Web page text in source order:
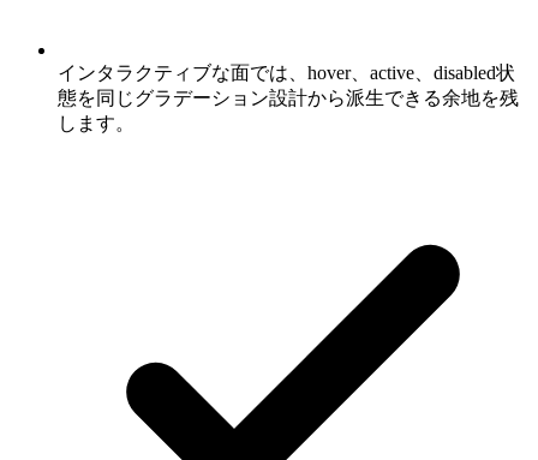
インタラクティブな面では、hover、active、disabled状
態を同じグラデーション設計から派生できる余地を残
します。